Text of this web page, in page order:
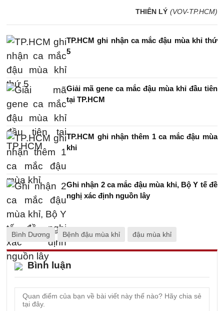
THIÊN LÝ (VOV-TP.HCM)
TP.HCM ghi nhận ca mắc đậu mùa khỉ thứ
5
Giải mã gene ca mắc đậu mùa khỉ đầu tiên
tại TP.HCM
TP.HCM ghi nhận thêm 1 ca mắc đậu mùa
khỉ
Ghi nhận 2 ca mắc đậu mùa khỉ, Bộ Y tế đề
nghị xác định nguồn lây
Bình Dương Bệnh đậu mùa khỉ đậu mùa khỉ
Bình luận